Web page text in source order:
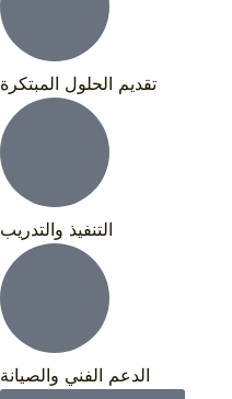
تقديم الحلول المبتكرة
التنفيذ والتدريب
الدعم الفني والصيانة